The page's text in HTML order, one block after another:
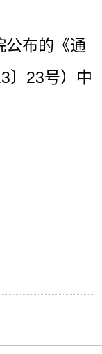
公布的《通
〕23号）中